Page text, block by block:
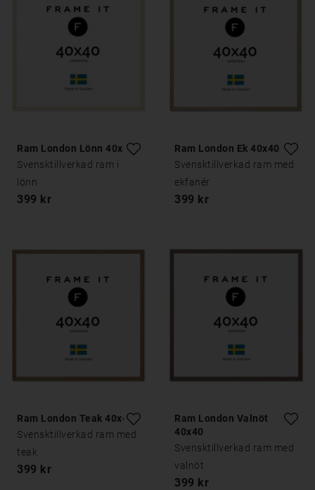
Ram London Lönn 40x40
Svensktillverkad ram i
lönn
399 kr
Ram London Ek 40x40
Svensktillverkad ram med
ekfanér
399 kr
Ram London Teak 40x40
Svensktillverkad ram med
teak
399 kr
Ram London Valnöt
40x40
Svensktillverkad ram med
valnöt
399 kr